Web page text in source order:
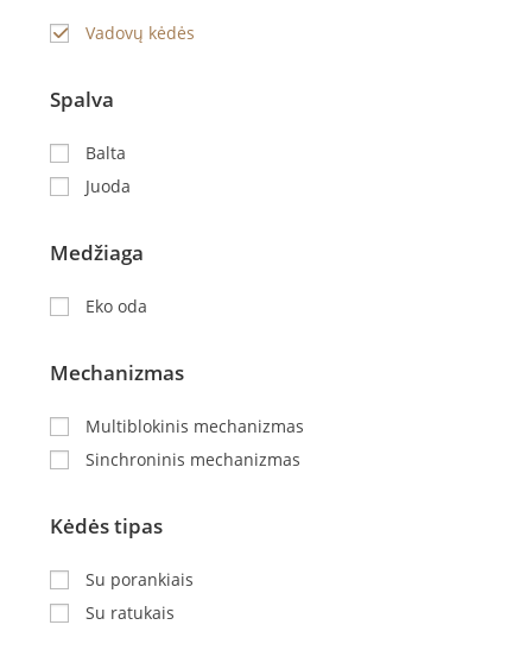
Vadovų kėdės
Spalva
Balta
Juoda
Medžiaga
Eko oda
Mechanizmas
Multiblokinis mechanizmas
Sinchroninis mechanizmas
Kėdės tipas
Su porankiais
Su ratukais